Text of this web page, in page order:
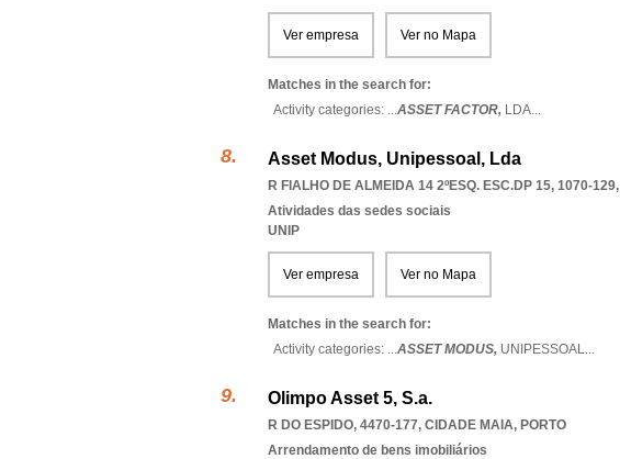
Ver empresa Ver no Mapa
Matches in the search for:
Activity categories: ...ASSET FACTOR, LDA...
Asset Modus, Unipessoal, Lda
R FIALHO DE ALMEIDA 14 2ºESQ. ESC.DP 15, 1070-129,
Atividades das sedes sociais
UNIP
Ver empresa Ver no Mapa
Matches in the search for:
Activity categories: ...ASSET MODUS, UNIPESSOAL...
Olimpo Asset 5, S.a.
R DO ESPIDO, 4470-177, CIDADE MAIA, PORTO
Arrendamento de bens imobiliários